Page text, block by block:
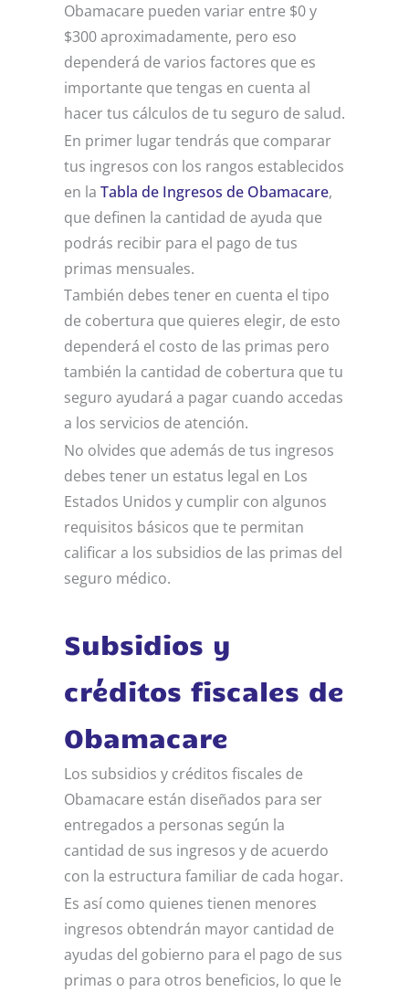
Obamacare pueden variar entre $0 y
$300 aproximadamente, pero eso
dependerá de varios factores que es
importante que tengas en cuenta al
hacer tus cálculos de tu seguro de salud.
En primer lugar tendrás que comparar
tus ingresos con los rangos establecidos
en la Tabla de Ingresos de Obamacare,
que definen la cantidad de ayuda que
podrás recibir para el pago de tus
primas mensuales.
También debes tener en cuenta el tipo
de cobertura que quieres elegir, de esto
dependerá el costo de las primas pero
también la cantidad de cobertura que tu
seguro ayudará a pagar cuando accedas
a los servicios de atención.
No olvides que además de tus ingresos
debes tener un estatus legal en Los
Estados Unidos y cumplir con algunos
requisitos básicos que te permitan
calificar a los subsidios de las primas del
seguro médico.
Subsidios y
créditos fiscales de
Obamacare
Los subsidios y créditos fiscales de
Obamacare están diseñados para ser
entregados a personas según la
cantidad de sus ingresos y de acuerdo
con la estructura familiar de cada hogar.
Es así como quienes tienen menores
ingresos obtendrán mayor cantidad de
ayudas del gobierno para el pago de sus
primas o para otros beneficios, lo que le